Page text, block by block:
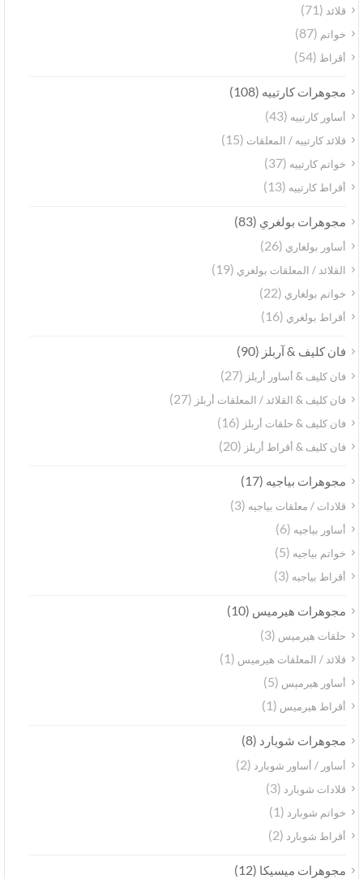
قلائد(71)
خواتم(87)
أقراط (54)
مجوهرات كارتييه(108)
أساور كارتييه(43)
قلائد كارتييه / المعلقات(15)
خواتم كارتييه(37)
أقراط كارتييه(13)
مجوهرات بولغري(83)
أساور بولغاري(26)
القلائد / المعلقات بولغري(19)
خواتم بولغاري(22)
أقراط بولغري(16)
فان كليف & آربلز (90)
فان كليف & أساور أربلز (27)
فان كليف & القلائد / المعلقات أربلز (27)
فان كليف & حلقات أربلز (16)
فان كليف & أقراط أربلز (20)
مجوهرات بياجيه(17)
قلادات / معلقات بياجيه(3)
أساور بياجيه(6)
خواتم بياجيه(5)
أقراط بياجيه(3)
مجوهرات هيرميس(10)
حلقات هيرميس(3)
قلائد / المعلقات هيرميس(1)
أساور هيرميس(5)
أقراط هيرميس(1)
مجوهرات شوبارد(8)
أساور / أساور شوبارد(2)
قلادات شوبارد(3)
خواتم شوبارد(1)
أقراط شوبارد(2)
مجوهرات ميسيكا(12)